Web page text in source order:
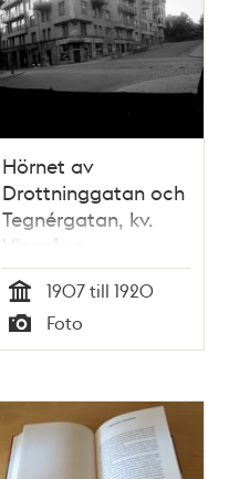
Hörnet av
Drottninggatan och
Tegnérgatan, kv.
Vingråen.
Strindbergs Blå
tornet
Tid
1907 till 1920
Typ
Foto